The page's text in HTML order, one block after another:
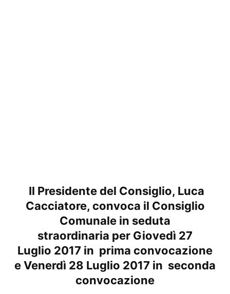
Il Presidente del Consiglio, Luca
Cacciatore, convoca il Consiglio
Comunale in seduta
straordinaria per Giovedì 27
Luglio 2017 in prima convocazione
e Venerdì 28 Luglio 2017 in seconda
convocazione